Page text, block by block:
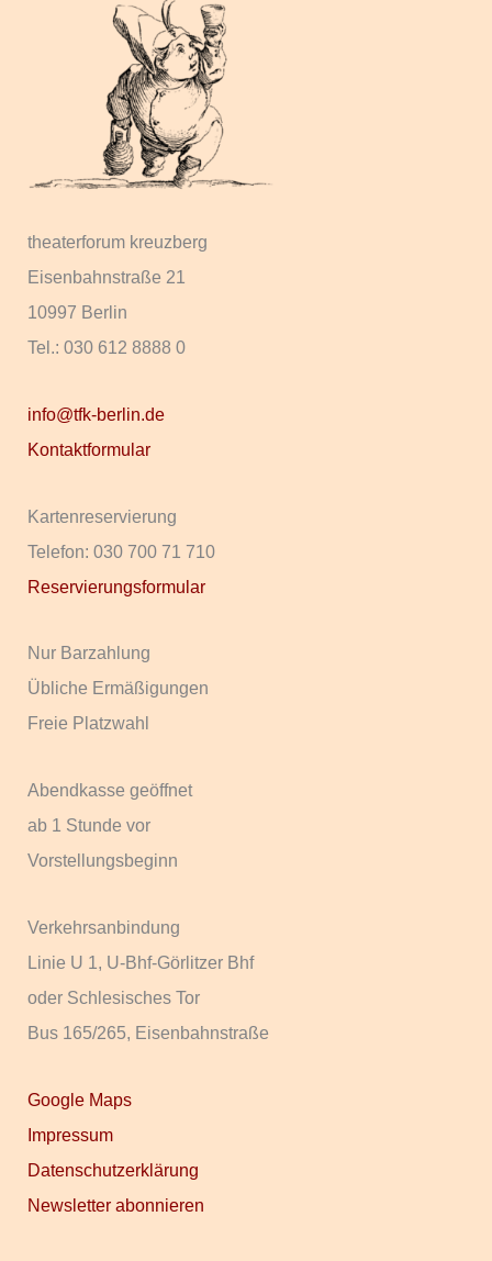
theaterforum kreuzberg
Eisenbahnstraße 21
10997 Berlin
Tel.: 030 612 8888 0
info@tfk-berlin.de
Kontaktformular
Kartenreservierung
Telefon: 030 700 71 710
Reservierungsformular
Nur Barzahlung
Übliche Ermäßigungen
Freie Platzwahl
Abendkasse geöffnet
ab 1 Stunde vor
Vorstellungsbeginn
Verkehrsanbindung
Linie U 1, U-Bhf-Görlitzer Bhf
oder Schlesisches Tor
Bus 165/265, Eisenbahnstraße
Google Maps
Impressum
Datenschutzerklärung
Newsletter abonnieren